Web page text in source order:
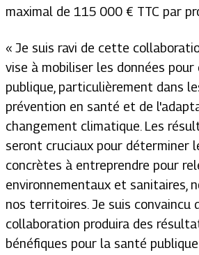
maximal de 115 000 € TTC par
« Je suis ravi de cette
vise à mobiliser les données
publique, particulièrement dans
prévention en santé et de
changement climatique. Les
seront cruciaux pour déterminer
concrètes à entreprendre pour
environnementaux et sanitaires,
nos territoires. Je suis convaincu
collaboration produira des
bénéfiques pour la santé